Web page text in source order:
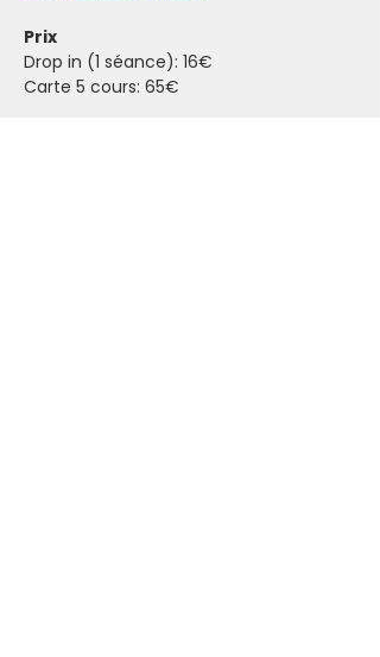
Prix
Drop in (1 séance): 16€
Carte 5 cours: 65€